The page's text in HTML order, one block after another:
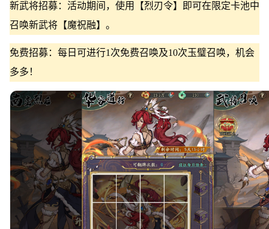
新武将招募：活动期间，使用【烈刃令】即可在限定卡池中
召唤新武将【魔祝融】。
免费招募：每日可进行1次免费召唤及10次玉璧召唤，机会
多多！